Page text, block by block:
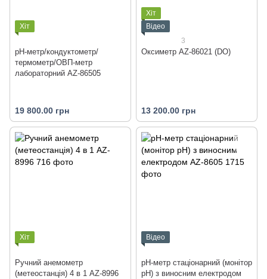
Хіт
pH-метр/кондуктометр/
термометр/ОВП-метр
лабораторний AZ-86505
19 800.00 грн
Хіт
Відео
3
Оксиметр AZ-86021 (DO)
13 200.00 грн
Хіт
Ручний анемометр
(метеостанція) 4 в 1 AZ-8996
Відео
pH-метр стаціонарний (монітор
pH) з виносним електродом